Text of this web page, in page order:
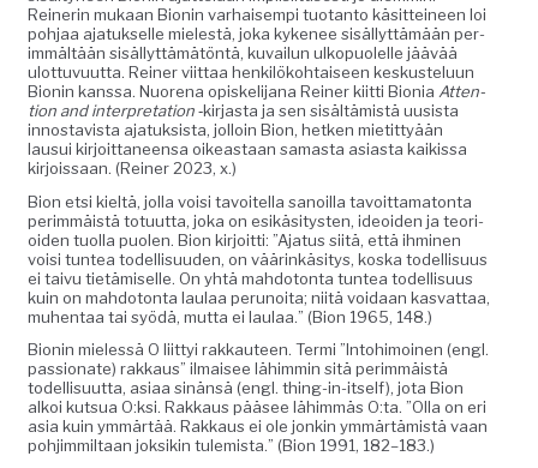
Reiner­in mukaan Bion­in varhaisem­pi tuotan­to käsit­tei­neen loi
poh­jaa ajatuk­selle mielestä, joka kyke­nee sisäl­lyt­tämään per­
im­mältään sisäl­lyt­tämätön­tä, kuvailun ulkop­uolelle jäävää
ulot­tuvu­ut­ta. Rein­er viit­taa henkilöko­htaiseen keskustelu­un
Bion­in kanssa. Nuore­na opiske­li­jana Rein­er kiit­ti Bio­nia Atten­
tion and inter­pre­ta­tion‑kir­jas­ta ja sen sisältämistä uusista
innos­tavista ajatuk­sista, jol­loin Bion, het­ken mietit­tyään
lausui kir­joit­ta­neen­sa oikeas­t­aan samas­ta asi­as­ta kaikissa
kir­jois­saan. (Rein­er 2023, x.)
Bion etsi kieltä, jol­la voisi tavoitel­la sanoil­la tavoit­tam­a­ton­ta
per­im­mäistä totu­ut­ta, joka on esikäsi­tys­ten, ideoiden ja teo­ri­
oiden tuol­la puolen. Bion kir­joit­ti: ”Aja­tus siitä, että ihmi­nen
voisi tun­tea todel­lisu­u­den, on väärinkäsi­tys, kos­ka todel­lisu­us
ei taivu tietämiselle. On yhtä mah­do­ton­ta tun­tea todel­lisu­us
kuin on mah­do­ton­ta laulaa perunoi­ta; niitä voidaan kas­vat­taa,
muhen­taa tai syödä, mut­ta ei laulaa.” (Bion 1965, 148.)
Bion­in mielessä O liit­tyi rakkau­teen. Ter­mi ”Into­hi­moinen (engl.
pas­sion­ate) rakkaus” ilmaisee lähim­min sitä per­im­mäistä
todel­lisu­ut­ta, asi­aa sinän­sä (engl. thing-in-itself), jota Bion
alkoi kut­sua O:ksi. Rakkaus pääsee lähim­mäs O:ta. ”Olla on eri
asia kuin ymmärtää. Rakkaus ei ole jonkin ymmärtämistä vaan
pohjim­mil­taan jok­sikin tulemista.” (Bion 1991, 182–183.)